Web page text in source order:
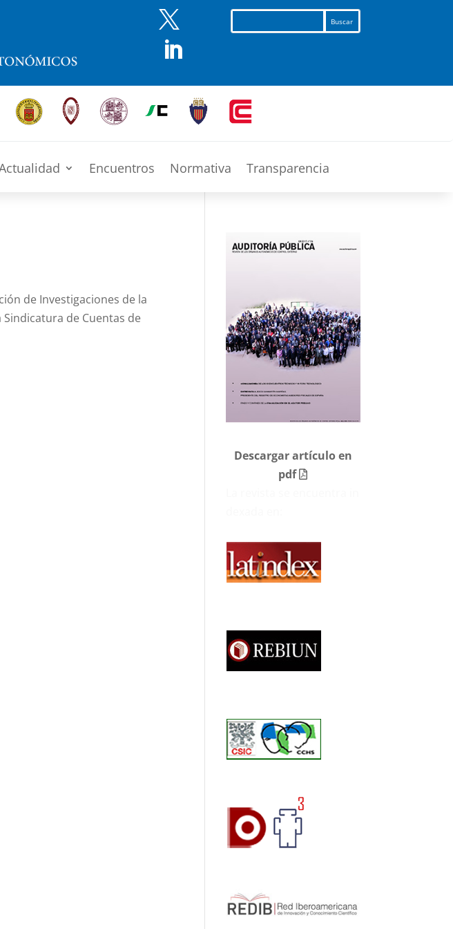


Encuentros Normativa Transparencia
de Investigaciones de la
de Cuentas de
Descargar artículo en
pdf